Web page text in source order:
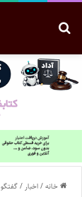
خانه/اخبار /گفتگو